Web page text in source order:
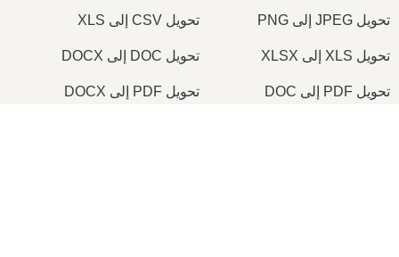
تحويل JPEG إلى PNG تحويل CSV إلى XLS
تحويل XLS إلى XLSX تحويل DOC إلى DOCX
تحويل PDF إلى DOC تحويل PDF إلى DOCX